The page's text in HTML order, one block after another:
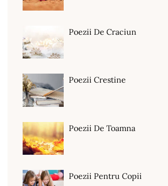
Poezii De Craciun
Poezii Crestine
Poezii De Toamna
Poezii Pentru Copii